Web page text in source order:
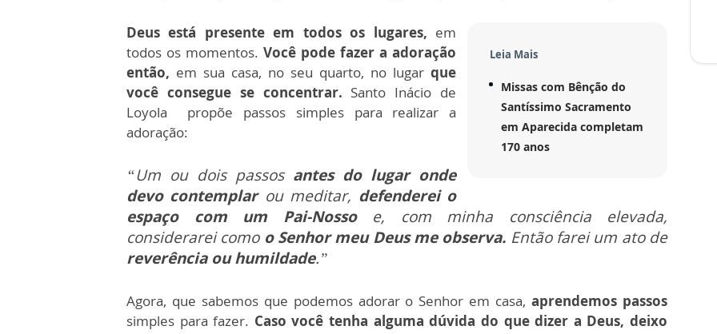
Leia Mais
Missas com Bênção do
Santíssimo Sacramento
em Aparecida completam
170 anos
Deus está presente em todos os lugares, em
todos os momentos. Você pode fazer a adoração
então, em sua casa, no seu quarto, no lugar que
você consegue se concentrar. Santo Inácio de
Loyola propõe passos simples para realizar a
adoração:
“Um ou dois passos antes do lugar onde
devo contemplar ou meditar, defenderei o
espaço com um Pai-Nossoe, com minha consciência elevada,
considerarei como o Senhor meu Deus me observa. Então farei um ato de
reverência ou humildade.”
Agora, que sabemos que podemos adorar o Senhor em casa,aprendemos passos
simples para fazer. Caso você tenha alguma dúvida do que dizer a Deus, deixo